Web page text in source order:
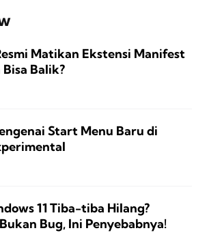
Matikan Ekstensi Manifest
Balik?
Start Menu Baru di
11 Tiba-tiba Hilang?
Bug, Ini Penyebabnya!